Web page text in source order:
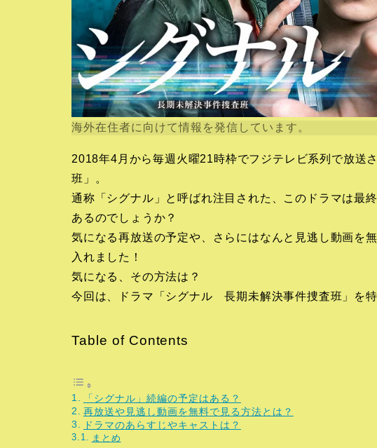
海外在住者に向けて情報を発信しています。
2018年4月から毎週火曜21時枠でフジテレビ系列で放送
班」。
通称「シグナル」と呼ばれ注目された、このドラマは最
あるのでしょうか？
気になる再放送の予定や、さらにはなんと見逃し動画を
入れました！
気になる、その方法は？
今回は、ドラマ「シグナル 長期未解決事件捜査班」を特
Table of Contents
「シグナル」続編の予定はある？
再放送や見逃し動画を無料で見る方法とは？
ドラマのあらすじやキャストは？
まとめ